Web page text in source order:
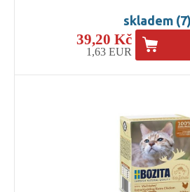
skladem (7)
39,20 Kč
1,63 EUR